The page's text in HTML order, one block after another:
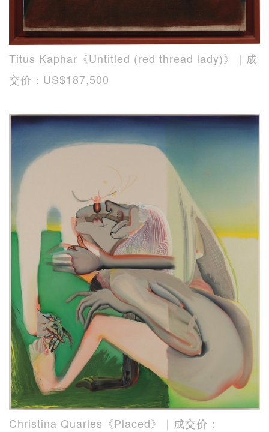
Titus Kaphar《Untitled (red thread lady)》｜成
交价：US$187,500
Christina Quarles《Placed》｜成交价：